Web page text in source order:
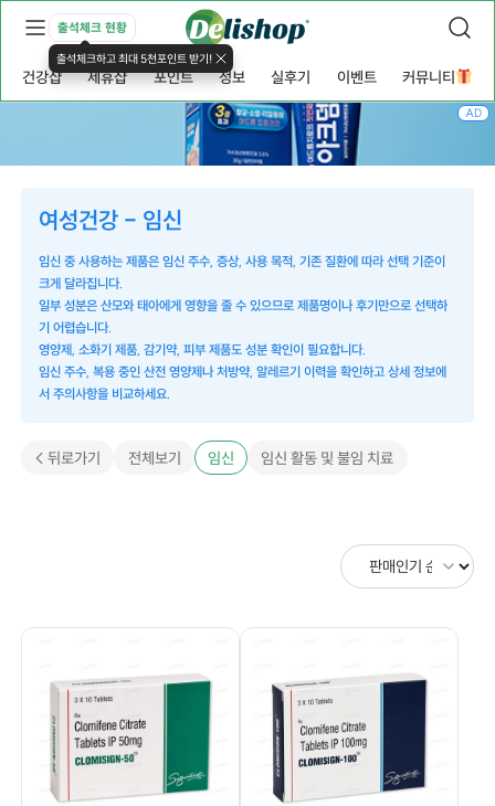
출석체크 현황
출석체크하고 최대 5천포인트 받기!
건강샵 제휴샵 포인트 정보 실후기 이벤트 커뮤니티
여성건강 - 임신
임신 중 사용하는 제품은 임신 주수, 증상, 사용 목적, 기존 질환에 따라 선택 기준이
크게 달라집니다.
일부 성분은 산모와 태아에게 영향을 줄 수 있으므로 제품명이나 후기만으로 선택하
기 어렵습니다.
영양제, 소화기 제품, 감기약, 피부 제품도 성분 확인이 필요합니다.
임신 주수, 복용 중인 산전 영양제나 처방약, 알레르기 이력을 확인하고 상세 정보에
서 주의사항을 비교하세요.
< 뒤로가기 전체보기 임신 임신 활동 및 불임 치료
AD